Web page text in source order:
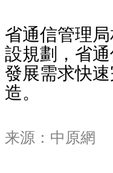
省通信管理
設規劃，省
發展需求快
造。
来源：中原網